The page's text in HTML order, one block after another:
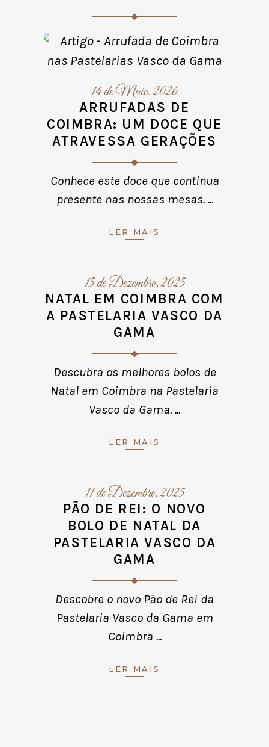
Natal
14 de Maio, 2026
ARRUFADAS DE
COIMBRA: UM DOCE QUE
ATRAVESSA GERAÇÕES
Conhece este doce que continua
presente nas nossas mesas.
LER MAIS
15 de Dezembro, 2025
NATAL EM COIMBRA COM
A PASTELARIA VASCO DA
GAMA
Descubra os melhores bolos de
Natal em Coimbra na Pastelaria
Vasco da Gama.
LER MAIS
11 de Dezembro, 2025
PÃO DE REI: O NOVO
BOLO DE NATAL DA
PASTELARIA VASCO DA
GAMA
Descobre o novo Pão de Rei da
Pastelaria Vasco da Gama em
Coimbra
LER MAIS